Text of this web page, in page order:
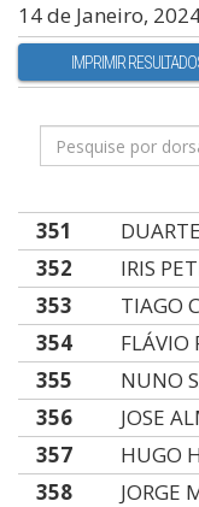
14 de Janeiro,
IMPRIMIR
351
352
IRIS
353
TIAGO
354
FLÁVIO
355
NUNO
356
JOSE
357
HUGO
358
JORGE